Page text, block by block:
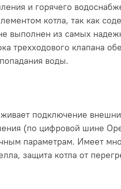
и горячего
котла, так как
выполнен из самых
трехходового клапана
воды.
подключение
(по цифровой шине
параметрам. Имеет
защита котла от